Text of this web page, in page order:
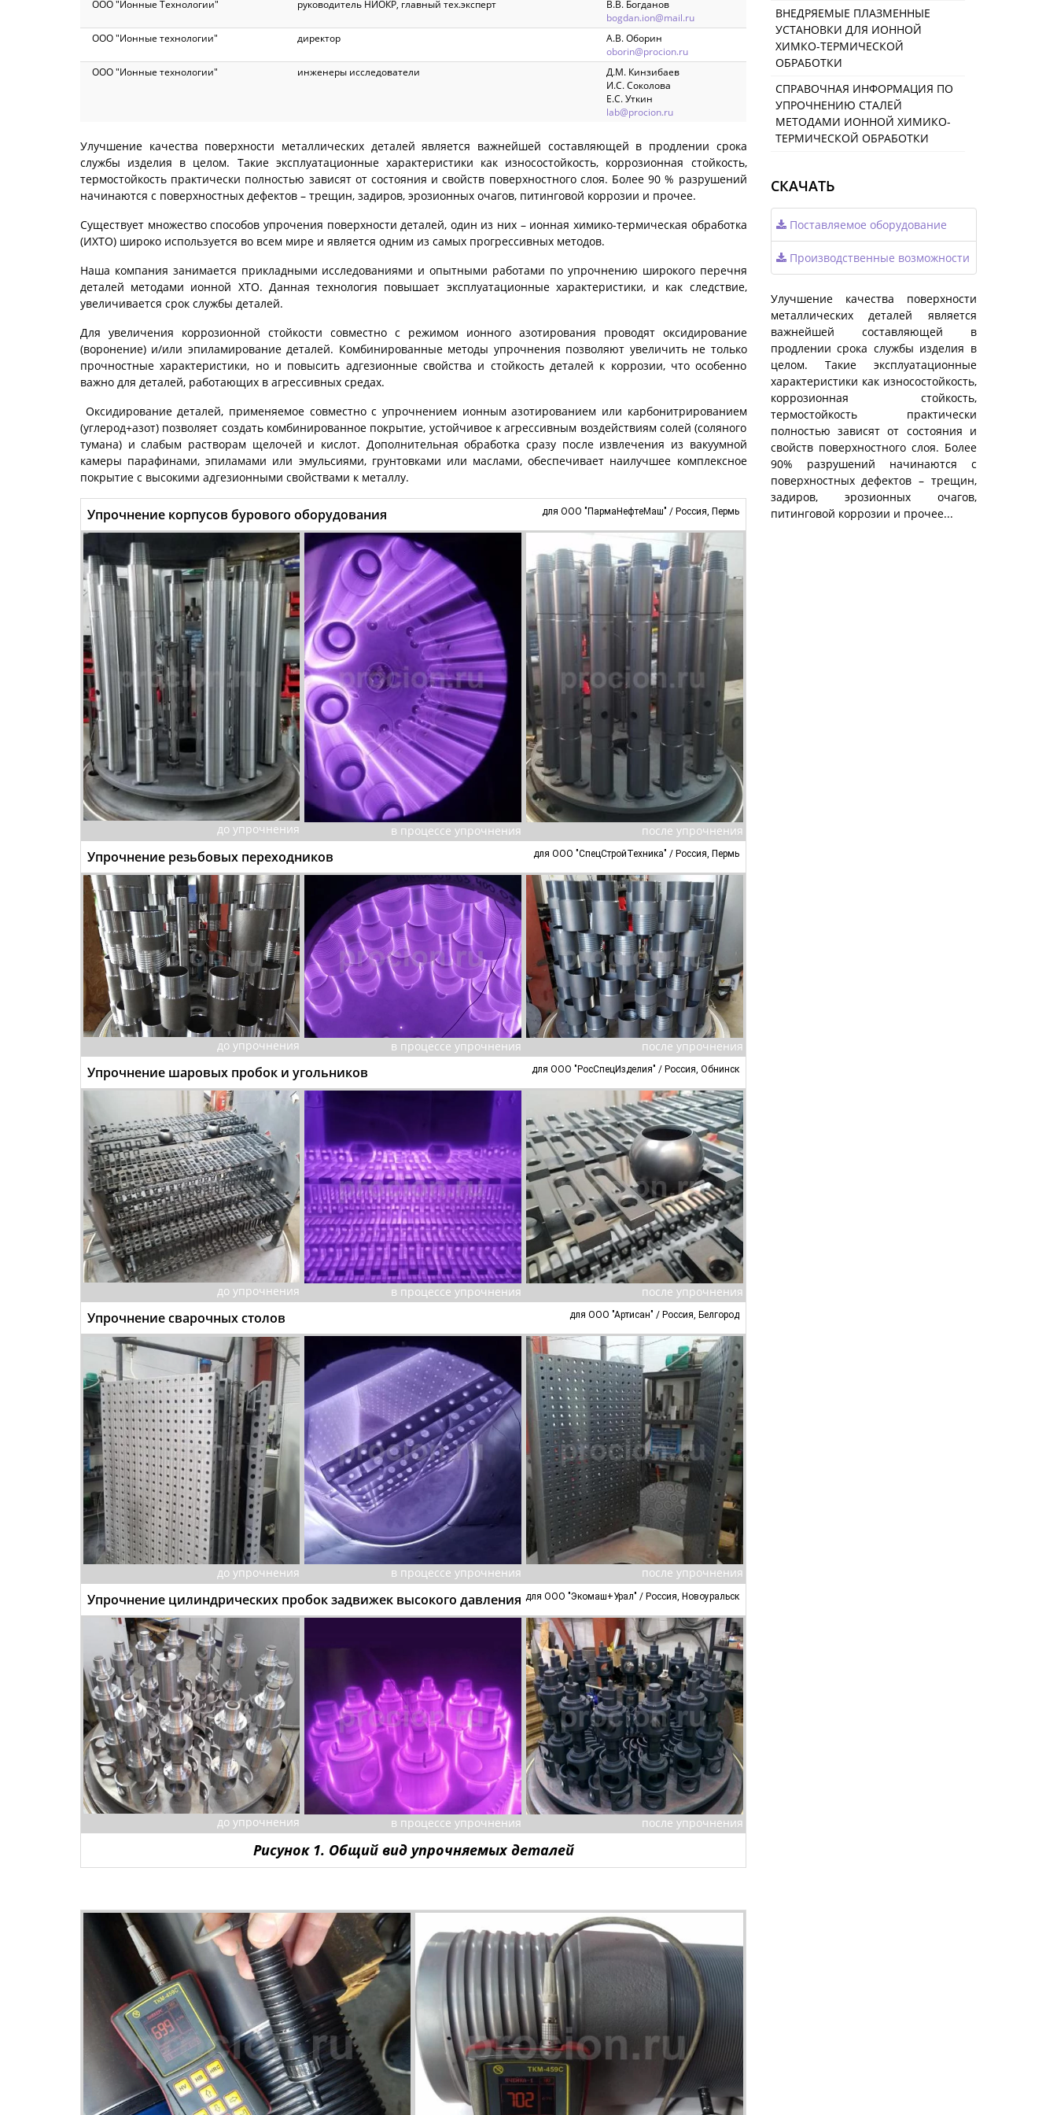
ООО "Ионные Технологии" руководитель НИОКР, главный тех.эксперт
В.В. Богданов
bogdan.ion@mail.ru
ООО "Ионные технологии"
директор
А.В. Оборин
oborin@procion.ru
ООО "Ионные технологии"
инженеры исследователи
Д.М. Кинзибаев
И.С. Соколова
Е.С. Уткин
lab@procion.ru
Улучшение качества поверхности металлических деталей является важнейшей составляющей в продлении срока
службы изделия в целом. Такие эксплуатационные характеристики как износостойкость, коррозионная стойкость,
термостойкость практически полностью зависят от состояния и свойств поверхностного слоя. Более 90 % разрушений
начинаются с поверхностных дефектов – трещин, задиров, эрозионных очагов, питинговой коррозии и прочее.
Существует множество способов упрочения поверхности деталей, один из них – ионная химико-термическая обработка
(ИХТО) широко используется во всем мире и является одним из самых прогрессивных методов.
Наша компания занимается прикладными исследованиями и опытными работами по упрочнению широкого перечня
деталей методами ионной ХТО. Данная технология повышает эксплуатационные характеристики, и как следствие,
увеличивается срок службы деталей.
Для увеличения коррозионной стойкости совместно с режимом ионного азотирования проводят оксидирование
(воронение) и/или эпиламирование деталей. Комбинированные методы упрочнения позволяют увеличить не только
прочностные характеристики, но и повысить адгезионные свойства и стойкость деталей к коррозии, что особенно
важно для деталей, работающих в агрессивных средах.
Оксидирование деталей, применяемое совместно с упрочнением ионным азотированием или карбонитрированием
(углерод+азот) позволяет создать комбинированное покрытие, устойчивое к агрессивным воздействиям солей (соляного
тумана) и слабым растворам щелочей и кислот. Дополнительная обработка сразу после извлечения из вакуумной
камеры парафинами, эпиламами или эмульсиями, грунтовками или маслами, обеспечивает наилучшее комплексное
покрытие с высокими адгезионными свойствами к металлу.
для ООО "ПармаНефтеМаш" / Россия, Пермь
Упрочнение корпусов бурового оборудования
до упрочнения в процессе упрочнения после упрочнения
для ООО "СпецСтройТехника" / Россия, Пермь
Упрочнение резьбовых переходников
до упрочнения в процессе упрочнения после упрочнения
для ООО "РосСпецИзделия" / Россия, Обнинск
Упрочнение шаровых пробок и угольников
до упрочнения в процессе упрочнения после упрочнения
для ООО "Артисан" / Россия, Белгород
Упрочнение сварочных столов
до упрочнения в процессе упрочнения после упрочнения
для ООО "Экомаш+Урал" / Россия, Новоуральск
Упрочнение цилиндрических пробок задвижек высокого давления
до упрочнения в процессе упрочнения после упрочнения
Рисунок 1. Общий вид упрочняемых деталей
ВНЕДРЯЕМЫЕ ПЛАЗМЕННЫЕ
УСТАНОВКИ ДЛЯ ИОННОЙ
ХИМКО-ТЕРМИЧЕСКОЙ
ОБРАБОТКИ
СПРАВОЧНАЯ ИНФОРМАЦИЯ ПО
УПРОЧНЕНИЮ СТАЛЕЙ
МЕТОДАМИ ИОННОЙ ХИМИКО-
ТЕРМИЧЕСКОЙ ОБРАБОТКИ
СКАЧАТЬ
Поставляемое оборудование
Производственные возможности
Улучшение качества поверхности
металлических деталей является
важнейшей составляющей в
продлении срока службы изделия в
целом. Такие эксплуатационные
характеристики как износостойкость,
коррозионная стойкость,
термостойкость практически
полностью зависят от состояния и
свойств поверхностного слоя. Более
90% разрушений начинаются с
поверхностных дефектов – трещин,
задиров, эрозионных очагов,
питинговой коррозии и прочее...